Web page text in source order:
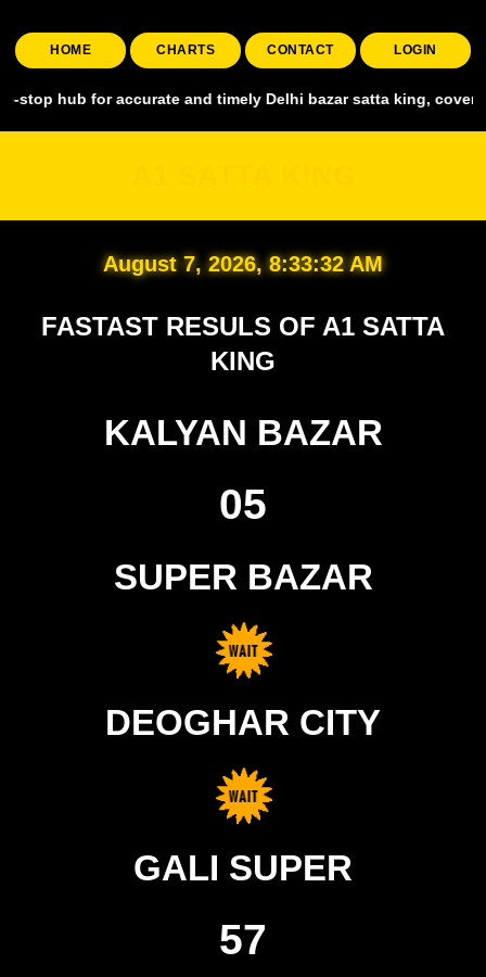
HOME CHARTS CONTACT LOGIN
for accurate and timely Delhi bazar satta king, covering all
August 7, 2026, 8:33:34 AM
FASTAST RESULS OF A1 SATTA
KING
KALYAN BAZAR
05
SUPER BAZAR
DEOGHAR CITY
GALI SUPER
57